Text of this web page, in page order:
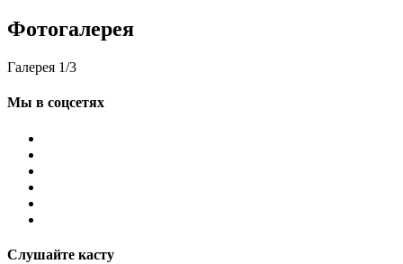
Фотогалерея
Галерея 1/3
Мы в соцсетях
Слушайте касту